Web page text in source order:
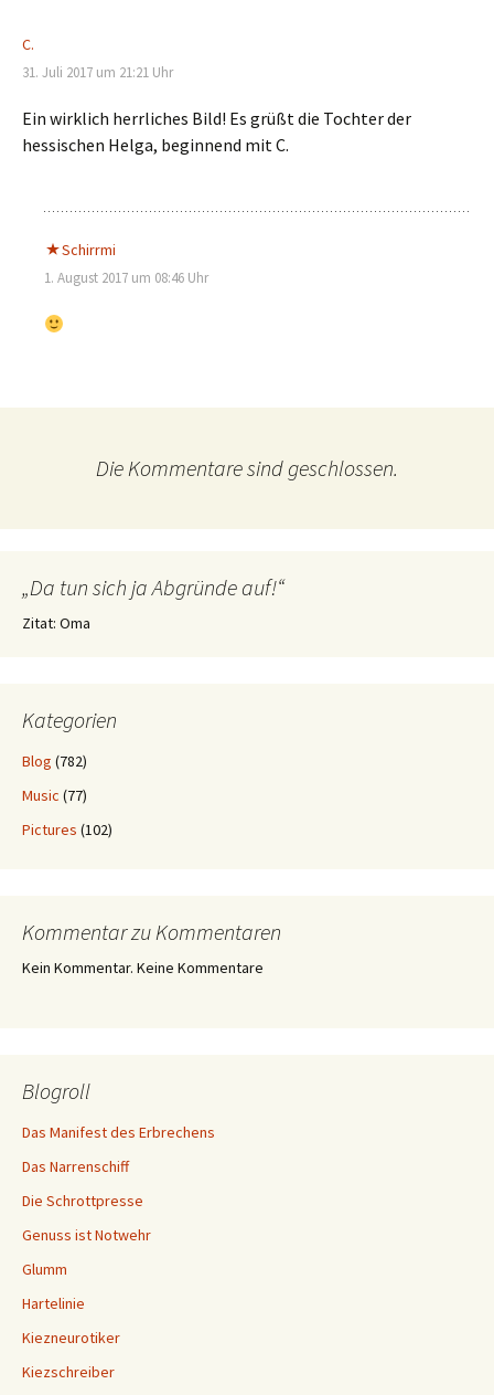
C.
31. Juli 2017 um 21:21 Uhr
Ein wirklich herrliches Bild! Es grüßt die Tochter der
hessischen Helga, beginnend mit C.
Schirrmi
1. August 2017 um 08:46 Uhr
Die Kommentare sind geschlossen.
„Da tun sich ja Abgründe auf!“
Zitat: Oma
Kategorien
Blog (782)
Music (77)
Pictures (102)
Kommentar zu Kommentaren
Kein Kommentar. Keine Kommentare
Blogroll
Das Manifest des Erbrechens
Das Narrenschiff
Die Schrottpresse
Genuss ist Notwehr
Glumm
Hartelinie
Kiezneurotiker
Kiezschreiber